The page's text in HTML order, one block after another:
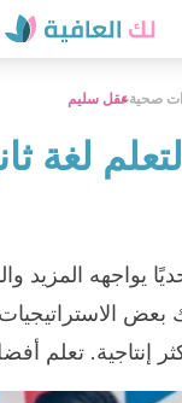
صحيةعقل سليم
يواجهه المزيد
إنتاجية. تعلم